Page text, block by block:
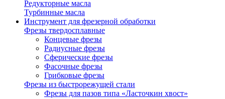
Редукторные масла
Турбинные масла
Инструмент для фрезерной обработки
Фрезы твердосплавные
Концевые фрезы
Радиусные фрезы
Сферические фрезы
Фасочные фрезы
Грибковые фрезы
Фрезы из быстрорежущей стали
Фрезы для пазов типа «Ласточкин хвост»